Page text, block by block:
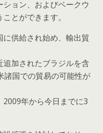
ョン、およびベークウ
とができます。
供給され始め、輸出貿
加されたブラジルを含
諸国での貿易の可能性が
年から今日までに3